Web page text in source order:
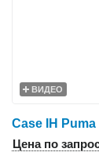
ВИДЕО
Case IH
Цена по